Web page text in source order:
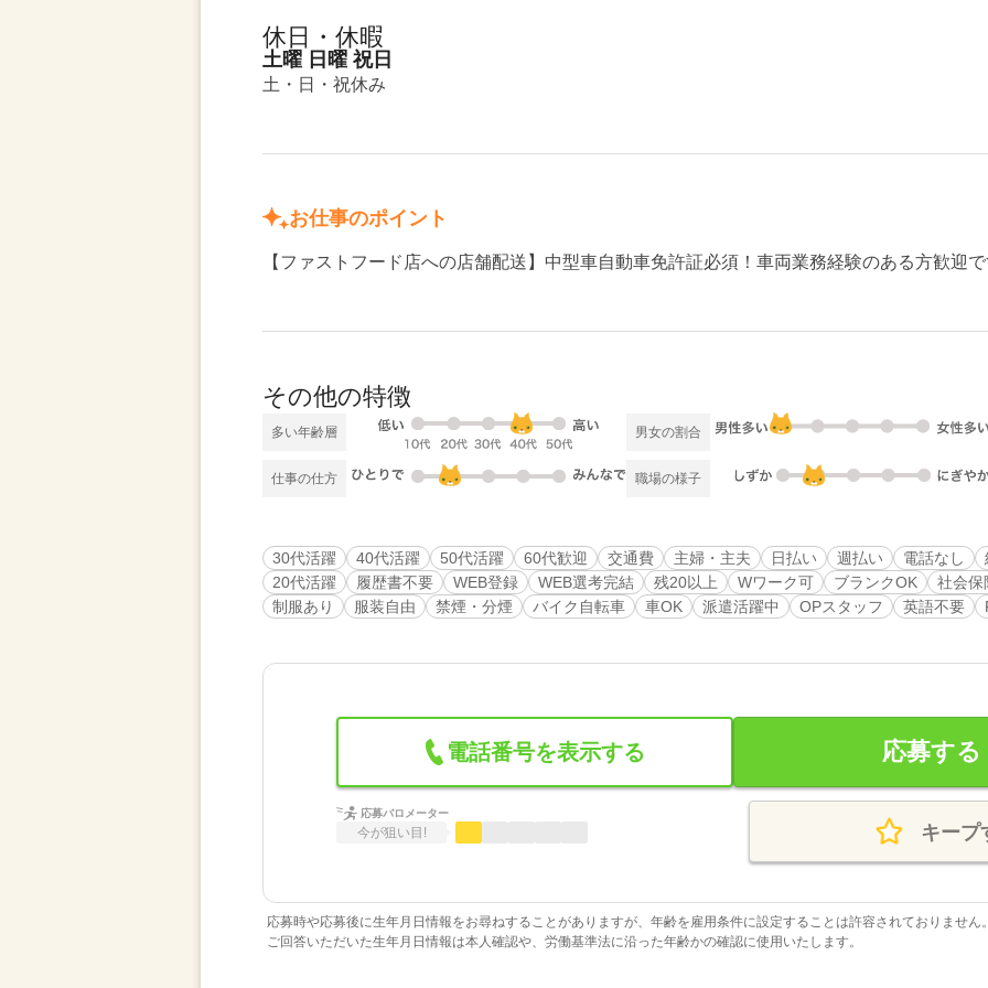
休日・休暇
土曜 日曜 祝日
土・日・祝休み
お仕事のポイント
【ファストフード店への店舗配送】中型車自動車免許証必須！車両業務経験のある方歓迎
その他の特徴
多い年齢層 男女の割合
仕事の仕方 職場の様子
30代活躍 40代活躍 50代活躍 60代歓迎 交通費 主婦・主夫 日払い 週払い 電話なし
20代活躍
履歴書不要 WEB登録 WEB選考完結 残20以上 Wワーク可 ブランクOK
社会保
制服あり
服装自由 禁煙・分煙 バイク自転車 車OK 派遣活躍中 OPスタッフ 英語不要
電話番号を表示する 応募する
応募バロメーター
今が狙い目! キープ
応募時や応募後に生年月日情報をお尋ねすることがありますが、年齢を雇用条件に設定することは許容されておりません
ご回答いただいた生年月日情報は本人確認や、労働基準法に沿った年齢かの確認に使用いたします。